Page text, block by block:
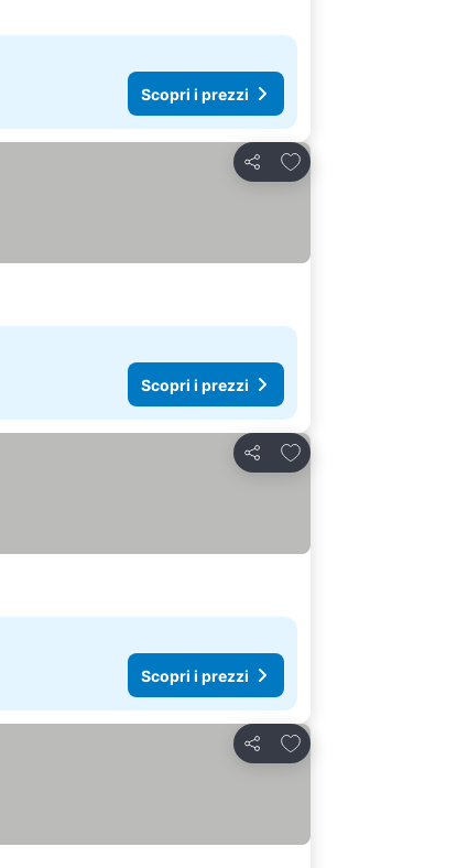
Scopri i prezzi
Condividi
Aggiungi ai preferiti
Scopri i prezzi
Condividi
Aggiungi ai preferiti
Scopri i prezzi
Condividi
Aggiungi ai preferiti